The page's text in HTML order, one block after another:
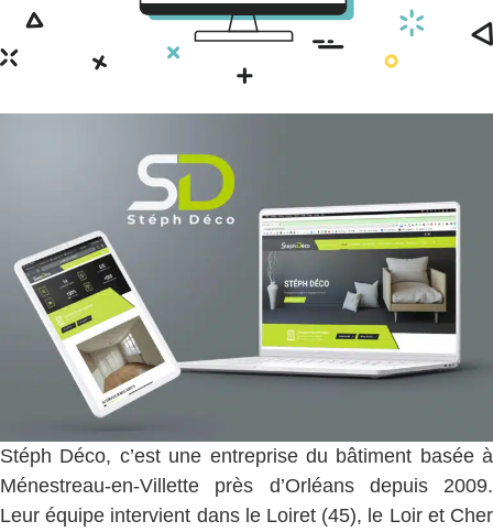
Stéph Déco, c’est une entreprise du bâtiment basée à
Ménestreau-en-Villette près d’Orléans depuis 2009.
Leur équipe intervient dans le Loiret (45), le Loir et Cher